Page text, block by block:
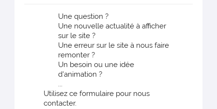
Une question ?
Une nouvelle actualité à afficher
sur le site ?
Une erreur sur le site à nous faire
remonter ?
Un besoin ou une idée
d'animation ?
...
Utilisez ce formulaire pour nous
contacter.